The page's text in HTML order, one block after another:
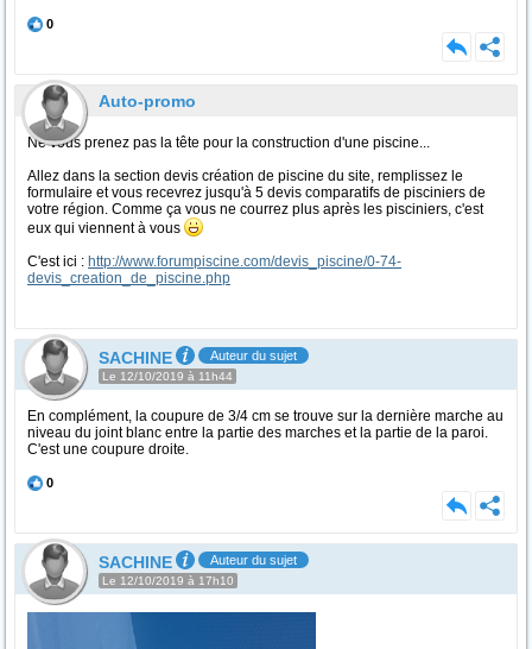
0
Auto-promo
Ne vous prenez pas la tête pour la construction d'une piscine...
Allez dans la section devis création de piscine du site, remplissez le
formulaire et vous recevrez jusqu'à 5 devis comparatifs de pisciniers de
votre région. Comme ça vous ne courrez plus après les pisciniers, c'est
eux qui viennent à vous
C'est ici : http://www.forumpiscine.com/devis_piscine/0-74-
devis_creation_de_piscine.php
SACHINE Auteur du sujet
Le 12/10/2019 à 11h44
En complément, la coupure de 3/4 cm se trouve sur la dernière marche au
niveau du joint blanc entre la partie des marches et la partie de la paroi.
C'est une coupure droite.
0
SACHINE Auteur du sujet
Le 12/10/2019 à 17h10